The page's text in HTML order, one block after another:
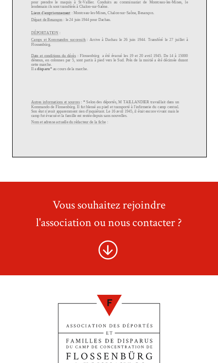
Vous souhaitez rejoindre
l'association ou nous contacter ?